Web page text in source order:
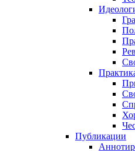
Публикации